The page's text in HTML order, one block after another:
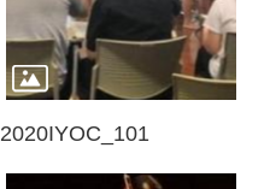
2020IYOC_101